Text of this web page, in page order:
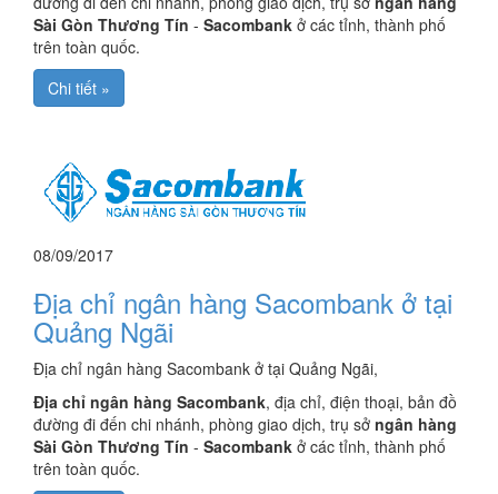
Sài Gòn Thương Tín - Sacombank ở các tỉnh, thành phố
trên toàn quốc.
Chi tiết »
08/09/2017
Địa chỉ ngân hàng Sacombank ở tại
Quảng Ngãi
Địa chỉ ngân hàng Sacombank ở tại Quảng Ngãi,
Địa chỉ ngân hàng Sacombank, địa chỉ, điện thoại, bản đồ
đường đi đến chi nhánh, phòng giao dịch, trụ sở ngân hàng
Sài Gòn Thương Tín - Sacombank ở các tỉnh, thành phố
trên toàn quốc.